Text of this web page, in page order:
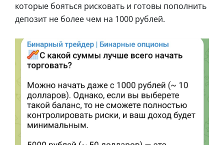
которые бояться рисковать и готовы пополнить
депозит не более чем на 1000 рублей.